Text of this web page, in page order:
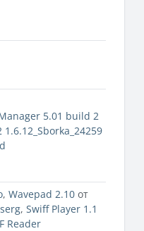
5.01 build 2
, Wavepad 2.10 от
serg, Swiff Player 1.1
Reader